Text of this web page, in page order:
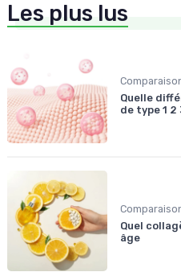
Les plus lus
Quelle
de type 1 2
Quel
âge